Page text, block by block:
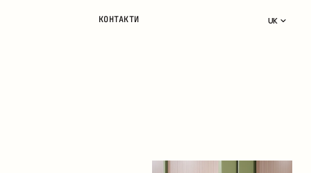
КОНТАКТИ UK